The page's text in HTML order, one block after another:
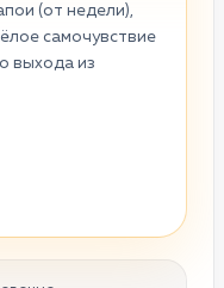
(от недели),
самочувствие
выхода из